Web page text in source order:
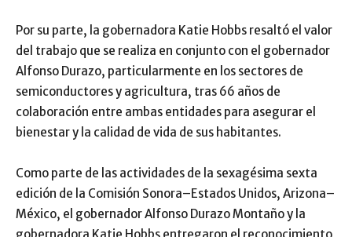
Por su parte, la gobernadora Katie Hobbs resaltó el valor
del trabajo que se realiza en conjunto con el gobernador
Alfonso Durazo, particularmente en los sectores de
semiconductores y agricultura, tras 66 años de
colaboración entre ambas entidades para asegurar el
bienestar y la calidad de vida de sus habitantes.
Como parte de las actividades de la sexagésima sexta
edición de la Comisión Sonora–Estados Unidos, Arizona–
México, el gobernador Alfonso Durazo Montaño y la